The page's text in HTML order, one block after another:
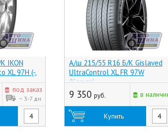
IKON
XL 97H (-,
под заказ
~ 3-7 дн
А/ш 215/55 R16 Б/К Gislaved
UltraControl XL FR 97W
(Калуга)
9 350 руб. в
Купить